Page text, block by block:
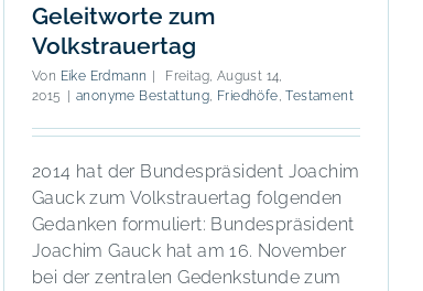
Geleitworte zum
Volkstrauertag
Von Eike Erdmann |
Freitag, August 14,
2015 | anonyme Bestattung, Friedhöfe,Testament
2014 hat der Bundespräsident Joachim
Gauck zum Volkstrauertag folgenden
Gedanken formuliert: Bundespräsident
Joachim Gauck hat am 16. November
bei der zentralen Gedenkstunde zum